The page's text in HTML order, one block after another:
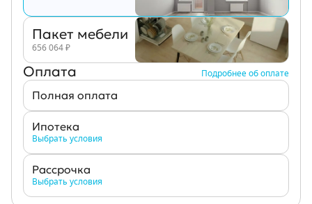
Пакет мебели
656 064 ₽
Оплата Подробнее об оплате
Полная оплата
Ипотека
Выбрать условия
Рассрочка
Выбрать условия